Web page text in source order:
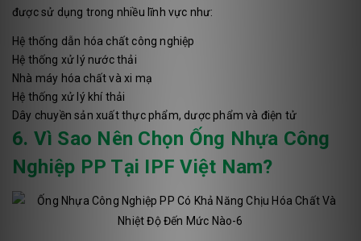
được sử dụng trong nhiều lĩnh vực như:
Hệ thống dẫn hóa chất công nghiệp
Hệ thống xử lý nước thải
Nhà máy hóa chất và xi mạ
Hệ thống xử lý khí thải
Dây chuyền sản xuất thực phẩm, dược phẩm và điện tử
6. Vì Sao Nên Chọn Ống Nhựa Công
Nghiệp PP Tại IPF Việt Nam?